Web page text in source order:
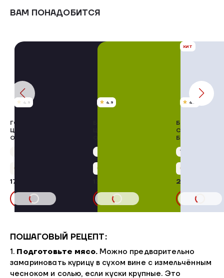
ВАМ ПОНАДОБИТСЯ
4.9
ГОЛЕНЬ С КОЖЕЙ
ЦЫПЛЯТ-БРОЙЛЕРОВ
ОХЛАЖДЕННАЯ
345,00 ₽/кг
1725,00 ₽
В КОРЗИНУ
4.9
279,00 ₽/кг
В КОРЗИНУ
ХИТ
4.7
БЕДРО С
СПИНКИ
БРОЙЛЕРОВ
Упаковка 750 г
206,25 ₽
В КОРЗИНУ
ПОШАГОВЫЙ РЕЦЕПТ:
1. Подготовьте мясо. Можно предварительно
замариновать курицу в сухом вине с измельчённым
чесноком и солью, если куски крупные. Это